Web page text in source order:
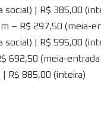
social) | R$ 385,00
– R$ 297,50 (meia-
social) | R$ 595,00
692,50 (meia-
R$ 885,00 (inteira)